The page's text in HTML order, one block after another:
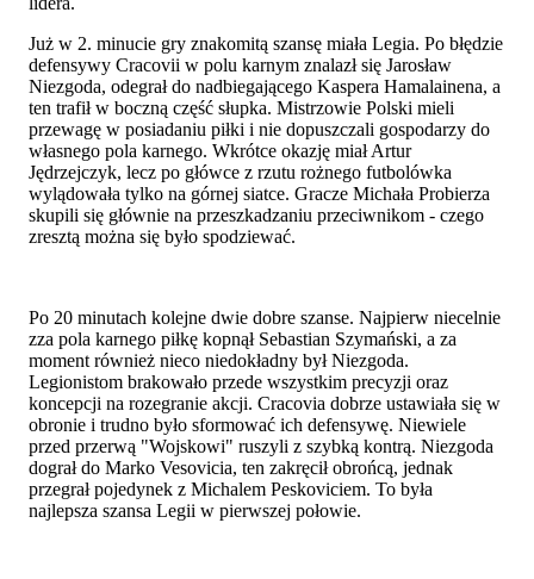
Już w 2. minucie gry znakomitą szansę miała Legia. Po błędzie
defensywy Cracovii w polu karnym znalazł się Jarosław
Niezgoda, odegrał do nadbiegającego Kaspera Hamalainena, a
ten trafił w boczną część słupka. Mistrzowie Polski mieli
przewagę w posiadaniu piłki i nie dopuszczali gospodarzy do
własnego pola karnego. Wkrótce okazję miał Artur
Jędrzejczyk, lecz po główce z rzutu rożnego futbolówka
wylądowała tylko na górnej siatce. Gracze Michała Probierza
skupili się głównie na przeszkadzaniu przeciwnikom - czego
zresztą można się było spodziewać.
Po 20 minutach kolejne dwie dobre szanse. Najpierw niecelnie
zza pola karnego piłkę kopnął Sebastian Szymański, a za
moment również nieco niedokładny był Niezgoda.
Legionistom brakowało przede wszystkim precyzji oraz
koncepcji na rozegranie akcji. Cracovia dobrze ustawiała się w
obronie i trudno było sformować ich defensywę. Niewiele
przed przerwą "Wojskowi" ruszyli z szybką kontrą. Niezgoda
dograł do Marko Vesovicia, ten zakręcił obrońcą, jednak
przegrał pojedynek z Michalem Peskoviciem. To była
najlepsza szansa Legii w pierwszej połowie.